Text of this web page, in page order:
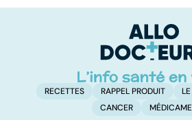
levée
RECETTES RAPPEL PRODUIT
CANCER